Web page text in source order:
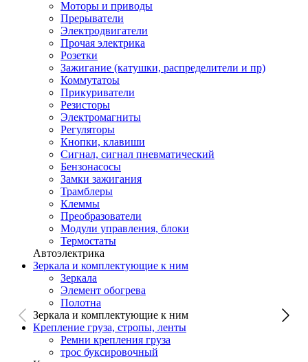
Моторы и приводы
Прерыватели
Электродвигатели
Прочая электрика
Розетки
Зажигание (катушки, распределители и пр)
Коммутатоы
Прикуриватели
Резисторы
Электромагниты
Регуляторы
Кнопки, клавиши
Сигнал, сигнал пневматический
Бензонасосы
Замки зажигания
Трамблеры
Клеммы
Преобразователи
Модули управления, блоки
Термостаты
Автоэлектрика
Зеркала и комплектующие к ним
Зеркала
Элемент обогрева
Полотна
Зеркала и комплектующие к ним
Крепление груза, стропы, ленты
Ремни крепления груза
трос буксировочный